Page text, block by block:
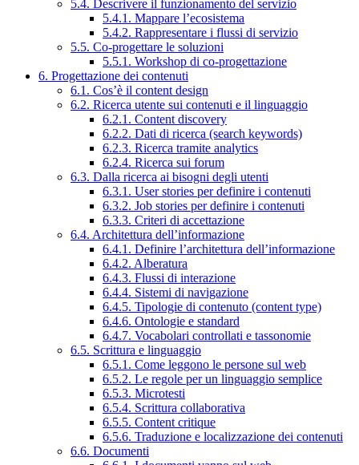
5.4. Descrivere il funzionamento del servizio
5.4.1. Mappare l’ecosistema
5.4.2. Rappresentare i flussi di servizio
5.5. Co-progettare le soluzioni
5.5.1. Workshop di co-progettazione
6. Progettazione dei contenuti
6.1. Cos’è il content design
6.2. Ricerca utente sui contenuti e il linguaggio
6.2.1. Content discovery
6.2.2. Dati di ricerca (search keywords)
6.2.3. Ricerca tramite analytics
6.2.4. Ricerca sui forum
6.3. Dalla ricerca ai bisogni degli utenti
6.3.1. User stories per definire i contenuti
6.3.2. Job stories per definire i contenuti
6.3.3. Criteri di accettazione
6.4. Architettura dell’informazione
6.4.1. Definire l’architettura dell’informazione
6.4.2. Alberatura
6.4.3. Flussi di interazione
6.4.4. Sistemi di navigazione
6.4.5. Tipologie di contenuto (content type)
6.4.6. Ontologie e standard
6.4.7. Vocabolari controllati e tassonomie
6.5. Scrittura e linguaggio
6.5.1. Come leggono le persone sul web
6.5.2. Le regole per un linguaggio semplice
6.5.3. Microtesti
6.5.4. Scrittura collaborativa
6.5.5. Content critique
6.5.6. Traduzione e localizzazione dei contenuti
6.6. Documenti